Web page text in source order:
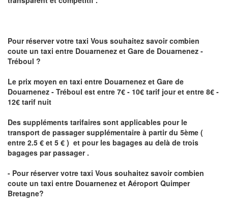
Pour réserver votre taxi Vous souhaitez savoircombien
coute un taxi entre Douarnenez et Gare de Douarnenez -
Tréboul ?
Le prix moyen en taxi entre Douarnenez et Gare de
Douarnenez - Tréboul est entre 7€ - 10€ tarif jour et entre 8€ -
12€ tarif nuit
Des suppléments tarifaires sont applicables pour le
transport de passager supplémentaire à partir du 5ème (
entre 2.5 € et 5 € ) et pour les bagages au delà de trois
bagages par passager .
- Pour réserver votre taxi Vous souhaitez savoircombien
coute un taxi entre Douarnenez et Aéroport Quimper
Bretagne?